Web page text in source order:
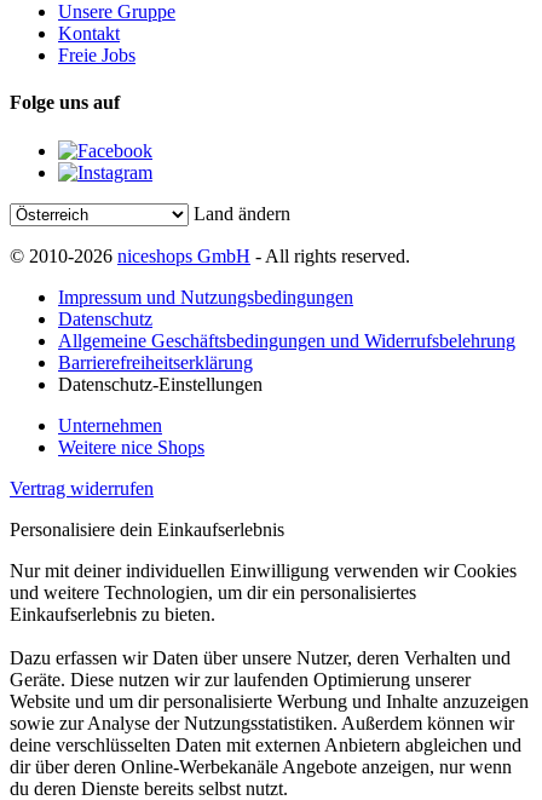
Unsere Gruppe
Kontakt
Freie Jobs
Folge uns auf
Land ändern
© 2010-2026 niceshops GmbH - All rights reserved.
Impressum und Nutzungsbedingungen
Datenschutz
Allgemeine Geschäftsbedingungen und Widerrufsbelehrung
Barrierefreiheitserklärung
Datenschutz-Einstellungen
Unternehmen
Weitere nice Shops
Vertrag widerrufen
Personalisiere dein Einkaufserlebnis
Nur mit deiner individuellen Einwilligung verwenden wir Cookies
und weitere Technologien, um dir ein personalisiertes
Einkaufserlebnis zu bieten.
Dazu erfassen wir Daten über unsere Nutzer, deren Verhalten und
Geräte. Diese nutzen wir zur laufenden Optimierung unserer
Website und um dir personalisierte Werbung und Inhalte anzuzeigen
sowie zur Analyse der Nutzungsstatistiken. Außerdem können wir
deine verschlüsselten Daten mit externen Anbietern abgleichen und
dir über deren Online-Werbekanäle Angebote anzeigen, nur wenn
du deren Dienste bereits selbst nutzt.